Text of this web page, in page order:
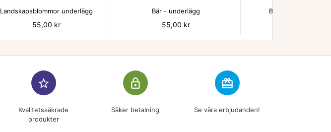
Landskapsblommor underlägg
Pris
55,00 kr

Bär - underlägg
Pris
55,00 kr
Beskow ABC
star_border
Kvalitetssäkrade
produkter
lock_outline
Säker betalning
redeem
Se våra erbjudanden!